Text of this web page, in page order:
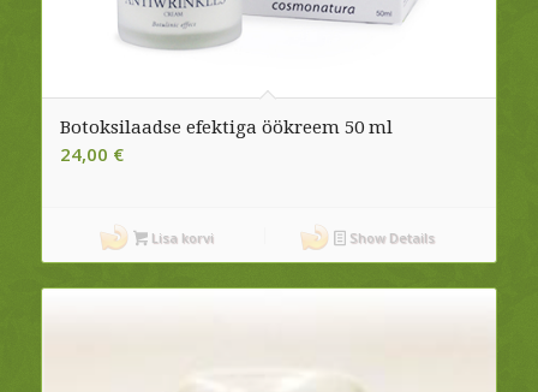
Botoksilaadse efektiga öökreem 50 ml
24,00 €
Lisa korvi Show Details